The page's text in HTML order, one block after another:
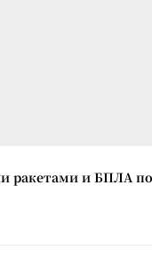
ракетами и БПЛА